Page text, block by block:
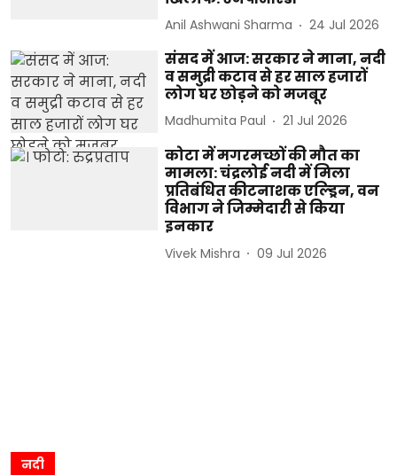
Anil Ashwani Sharma 24 Jul 2026
संसद में आज: सरकार ने माना, नदी
व समुद्री कटाव से हर साल हजारों
लोग घर छोड़ने को मजबूर
Madhumita Paul 21 Jul 2026
कोटा में मगरमच्छों की मौत का
मामला: चंद्रलोई नदी में मिला
प्रतिबंधित कीटनाशक एल्ड्रिन, वन
विभाग ने जिम्मेदारी से किया
इनकार
Vivek Mishra 09 Jul 2026
नदी